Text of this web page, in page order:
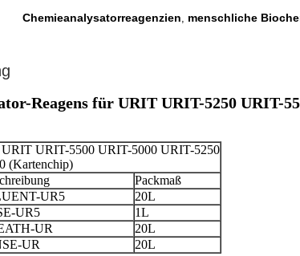
Chemieanalysatorreagenzien, menschliche
Reagens für URIT URIT-5250 URIT-
URIT URIT-5500 URIT-5000 URIT-5250
(Kartenchip)
Packmaß
UR5
20L
UR5
1L
UR
20L
UR 20L